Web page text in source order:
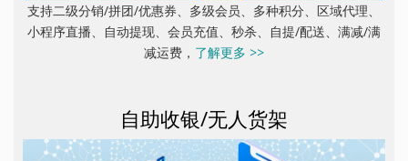
支持二级分销/拼团/优惠券、多级会员、多种积分、区域代理、
小程序直播、自动提现、会员充值、秒杀、自提/配送、满减/满
减运费， 了解更多 >>
自助收银/无人货架